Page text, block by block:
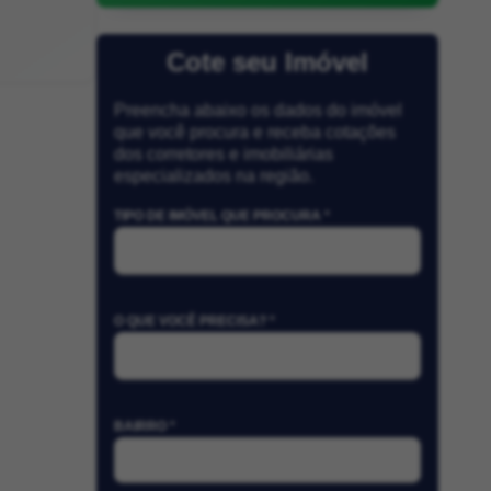
Cote seu Imóvel
Preencha abaixo os dados do imóvel
que você procura e receba cotações
dos corretores e imobiliárias
especializados na região.
TIPO DE IMÓVEL QUE PROCURA *
O QUE VOCÊ PRECISA? *
BAIRRO *